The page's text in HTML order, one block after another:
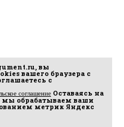
, вы
вашего браузера с
с
соглашение Оставаясь на
мы обрабатываем ваши
метрик Яндекс